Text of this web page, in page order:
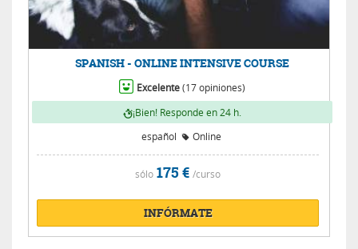
SPANISH - ONLINE INTENSIVE COURSE
Excelente(17 opiniones)
¡Bien! Responde en 24 h.
español
Online
sólo 175 €/curso
INFÓRMATE